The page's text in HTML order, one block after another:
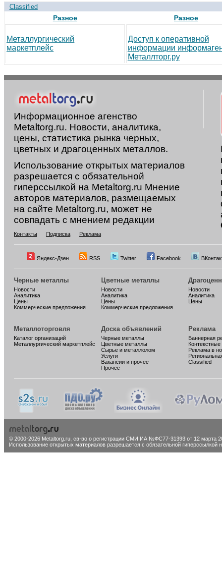
Classified
Разное
Металлургический
маркетплейс
Разное
Доступ к оперативной
информации
Металлторг.ру
Информационное агенство
Metaltorg.ru. Новости, аналитика,
цены, статистика рынка черных,
цветных и драгоценных металлов.
Использование открытых материалов
разрешается с обязательной
гиперссылкой на Metaltorg.ru Мнение
авторов материалов, размещаемых
на сайте Metaltorg.ru, может не
совпадать с мнением редакции
Контакты Подписка Реклама
Яндекс-Дзен RSS Twitter Facebook
Черные металлы
Новости
Аналитика
Цены
Коммерческие предложения
Цветные металлы
Новости
Аналитика
Цены
Коммерческие предложения
Новости
Аналитика
Цены
Металлоторговля
Каталог организаций
Металлургический маркетплейс
Доска объявлений
Черные металлы
Цветные металлы
Сырье и металлолом
Услуги
Вакансии и прочее
Прочее
Реклама
Баннерная
Реклама в
Classified
© 2000-2026 Metaltorg.ru, св-во о регистрации СМИ ИА №ФС77-31393 от 12 марта
Использование открытых материалов разрешается с обязательной гиперссылкой